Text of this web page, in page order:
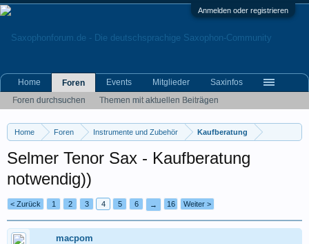
Anmelden oder registrieren
Home Foren Instrumente und Zubehör Kaufberatung
Selmer Tenor Sax - Kaufberatung
notwendig))
< Zurück 1 2 3 4 5 6 → 16 Weiter >
macpom
Home
Foren
Foren durchsuchen
Themen mit aktuellen Beiträgen
Events Mitglieder Saxinfos